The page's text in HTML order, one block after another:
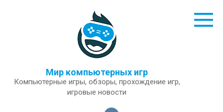
Мир компьютерных игр
Компьютерные игры, обзоры, прохождение игр,
игровые новости